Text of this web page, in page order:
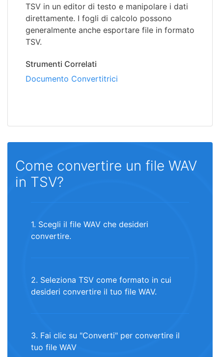
TSV in un editor di testo e manipolare i dati
direttamente. I fogli di calcolo possono
generalmente anche esportare file in formato
TSV.
Strumenti Correlati
Documento Convertitrici
Come convertire un file WAV
in TSV?
1. Scegli il file WAV che desideri
convertire.
2. Seleziona TSV come formato in cui
desideri convertire il tuo file WAV.
3. Fai clic su "Converti" per convertire il
tuo file WAV